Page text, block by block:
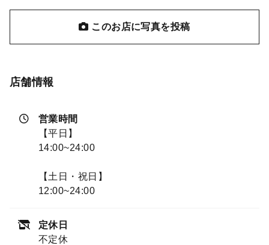
このお店に写真を投稿
店舗情報
営業時間
【平日】
14:00~24:00
【土日・祝日】
12:00~24:00
定休日
不定休